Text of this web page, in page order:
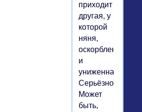
приходит
другая, у
которой
няня,
оскорбленная
и
униженная.
Серьёзно?
Может
быть,